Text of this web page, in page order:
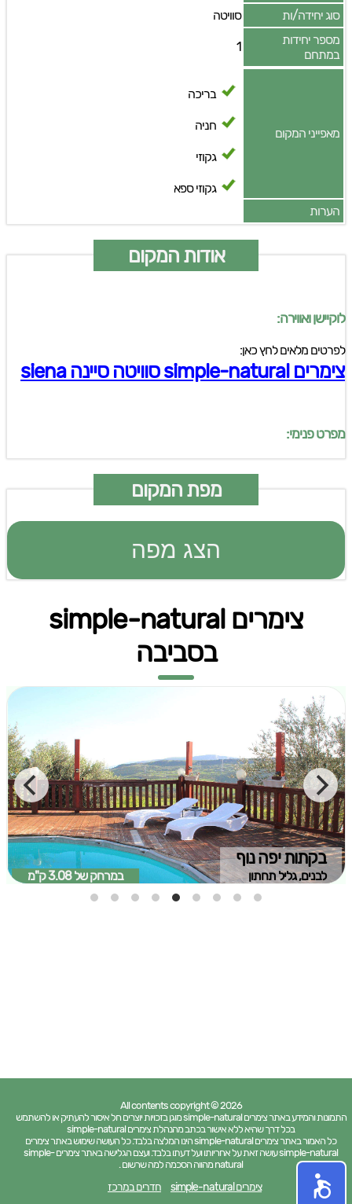
סוג יחידה/ות
סוויטה
מספר יחידות
במתחם
1
מאפייני המקום
בריכה
חניה
גקוזי
גקוזי ספא
הערות
אודות המקום
לוקיישן ואווירה:
לפרטים מלאים לחץ כאן:
צימרים simple-natural סוויטה סיינה siena
מפרט פנימי:
מפת המקום
הצג מפה
צימרים simple-natural
בסביבה
בקתות יפה נוף
לבנים, גליל תחתון במרחק של 3.08 ק"מ
All contents copyright © 2026
התמונות והמידע באתר צימרים simple-natural מוגן בזכויות יוצרים חל איסור להעתיק או להשתמש
בכל דרך שהיא ללא אישור בכתב מהנהלת צימרים simple-natural
כל האמור באתר צימרים simple-natural הינו המלצה בלבד. כל העושה שימוש באתר צימרים
simple-natural עושה זאת על אחריותו ועל דעתו בלבד. ועצם הגלישה באתר צימרים simple-
natural מהווה הסכמה למה שרשום .
צימרים simple-natural חדרים במרכז